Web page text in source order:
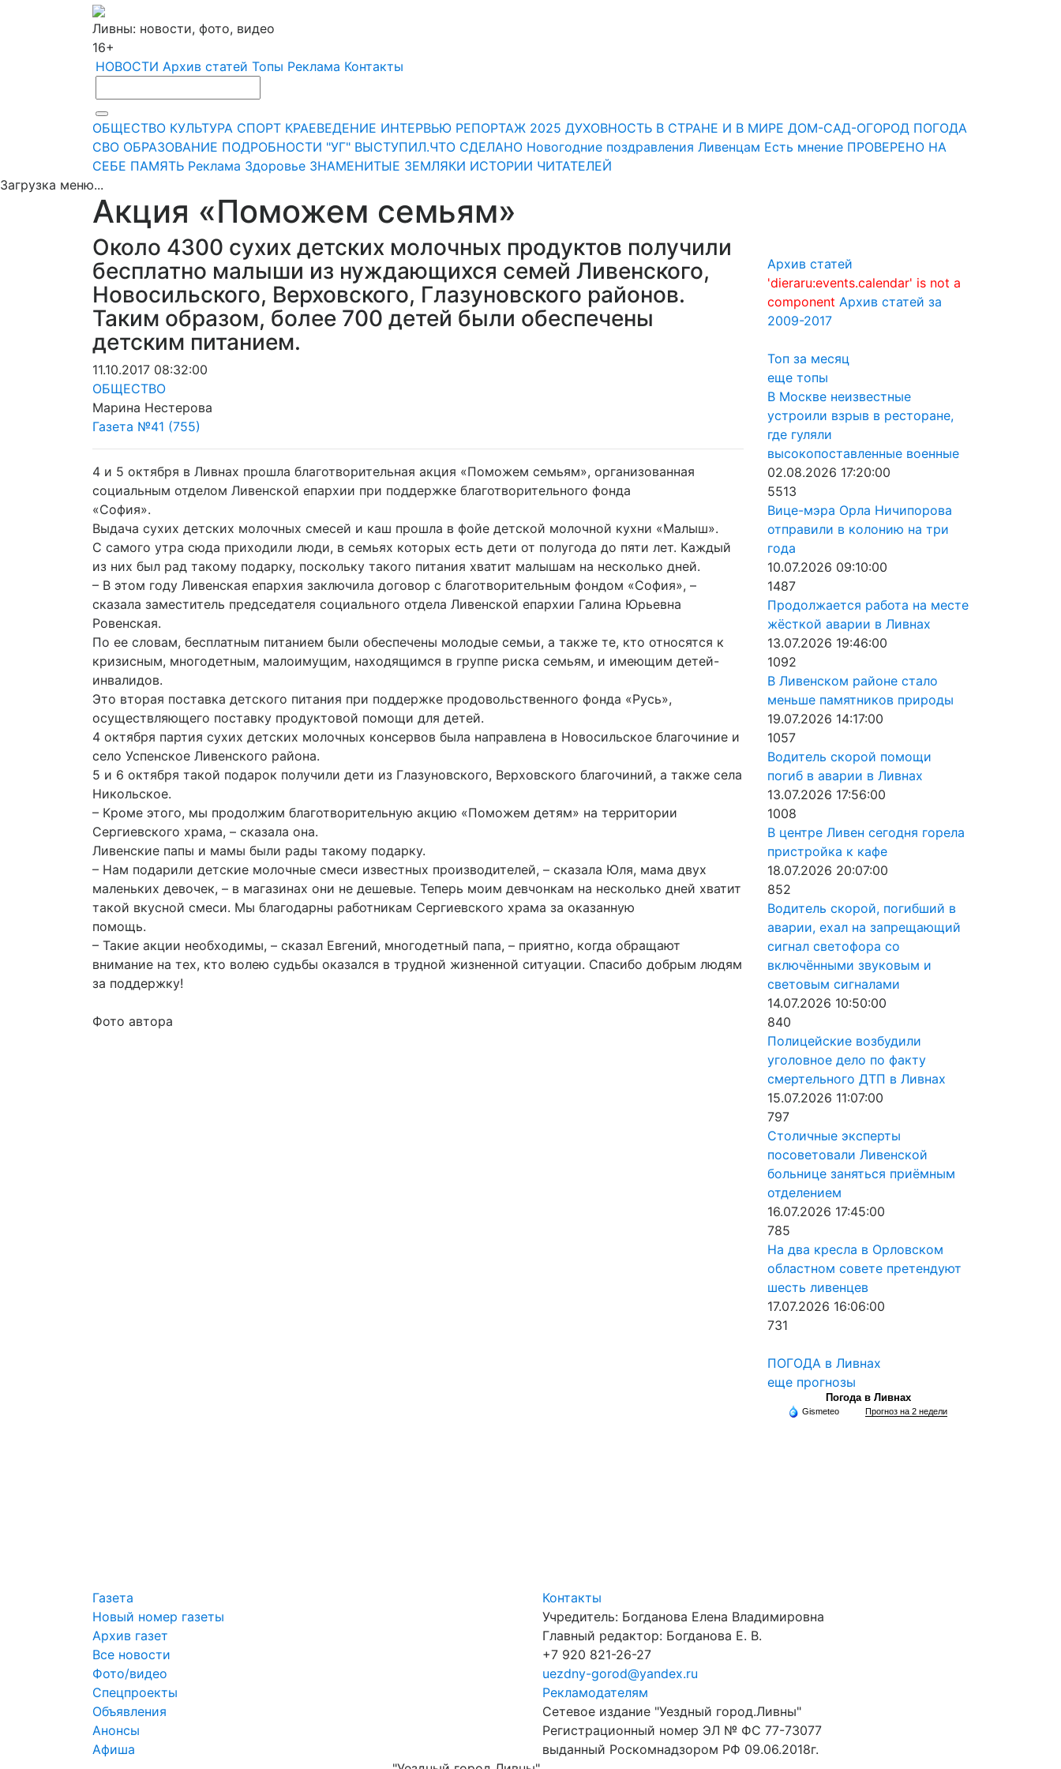
Ливны: новости, фото, видео
16+
НОВОСТИ Архив статей Топы Реклама Контакты
ОБЩЕСТВО КУЛЬТУРА СПОРТ КРАЕВЕДЕНИЕ ИНТЕРВЬЮ РЕПОРТАЖ 2025 ДУХОВНОСТЬ В СТРАНЕ И В МИРЕ ДОМ-САД-ОГОРОД ПОГОДА
СВО ОБРАЗОВАНИЕ ПОДРОБНОСТИ "УГ" ВЫСТУПИЛ.ЧТО СДЕЛАНО Новогодние поздравления Ливенцам Есть мнение ПРОВЕРЕНО НА
СЕБЕ ПАМЯТЬ Реклама Здоровье ЗНАМЕНИТЫЕ ЗЕМЛЯКИ ИСТОРИИ ЧИТАТЕЛЕЙ
Загрузка меню...
Акция «Поможем семьям»
Около 4300 сухих детских молочных продуктов получили
бесплатно малыши из нуждающихся семей Ливенского,
Новосильского, Верховского, Глазуновского районов.
Таким образом, более 700 детей были обеспечены
детским питанием.
11.10.2017 08:32:00
ОБЩЕСТВО
Марина Нестерова
Газета №41 (755)
4 и 5 октября в Ливнах прошла благотворительная акция «Поможем семьям», организованная
социальным отделом Ливенской епархии при поддержке благотворительного фонда
«София».
Выдача сухих детских молочных смесей и каш прошла в фойе детской молочной кухни «Малыш».
С самого утра сюда приходили люди, в семьях которых есть дети от полугода до пяти лет. Каждый
из них был рад такому подарку, поскольку такого питания хватит малышам на несколько дней.
– В этом году Ливенская епархия заключила договор с благотворительным фондом «София», –
сказала заместитель председателя социального отдела Ливенской епархии Галина Юрьевна
Ровенская.
По ее словам, бесплатным питанием были обеспечены молодые семьи, а также те, кто относятся к
кризисным, многодетным, малоимущим, находящимся в группе риска семьям, и имеющим детей-
инвалидов.
Это вторая поставка детского питания при поддержке продовольственного фонда «Русь»,
осуществляющего поставку продуктовой помощи для детей.
4 октября партия сухих детских молочных консервов была направлена в Новосильское благочиние и
село Успенское Ливенского района.
5 и 6 октября такой подарок получили дети из Глазуновского, Верховского благочиний, а также села
Никольское.
– Кроме этого, мы продолжим благотворительную акцию «Поможем детям» на территории
Сергиевского храма, – сказала она.
Ливенские папы и мамы были рады такому подарку.
– Нам подарили детские молочные смеси известных производителей, – сказала Юля, мама двух
маленьких девочек, – в магазинах они не дешевые. Теперь моим девчонкам на несколько дней хватит
такой вкусной смеси. Мы благодарны работникам Сергиевского храма за оказанную
помощь.
– Такие акции необходимы, – сказал Евгений, многодетный папа, – приятно, когда обращают
внимание на тех, кто волею судьбы оказался в трудной жизненной ситуации. Спасибо добрым людям
за поддержку!
Фото автора
Архив статей
'dieraru:events.calendar' is not a
component Архив статей за
2009-2017
Топ за месяц
еще топы
В Москве неизвестные
устроили взрыв в ресторане,
где гуляли
высокопоставленные военные
02.08.2026 17:20:00
5513
Вице-мэра Орла Ничипорова
отправили в колонию на три
года
10.07.2026 09:10:00
1487
Продолжается работа на месте
жёсткой аварии в Ливнах
13.07.2026 19:46:00
1092
В Ливенском районе стало
меньше памятников природы
19.07.2026 14:17:00
1057
Водитель скорой помощи
погиб в аварии в Ливнах
13.07.2026 17:56:00
1008
В центре Ливен сегодня горела
пристройка к кафе
18.07.2026 20:07:00
852
Водитель скорой, погибший в
аварии, ехал на запрещающий
сигнал светофора со
включёнными звуковым и
световым сигналами
14.07.2026 10:50:00
840
Полицейские возбудили
уголовное дело по факту
смертельного ДТП в Ливнах
15.07.2026 11:07:00
797
Столичные эксперты
посоветовали Ливенской
больнице заняться приёмным
отделением
16.07.2026 17:45:00
785
На два кресла в Орловском
областном совете претендуют
шесть ливенцев
17.07.2026 16:06:00
731
ПОГОДА в Ливнах
еще прогнозы
Погода в Ливнах
Gismeteo Прогноз на 2 недели
Газета
Новый номер газеты
Архив газет
Все новости
Фото/видео
Спецпроекты
Объявления
Анонсы
Афиша
Контакты
Учредитель: Богданова Елена Владимировна
Главный редактор: Богданова Е. В.
+7 920 821-26-27
uezdny-gorod@yandex.ru
Рекламодателям
Сетевое издание "Уездный город.Ливны"
Регистрационный номер ЭЛ № ФС 77-73077
выданный Роскомнадзором РФ 09.06.2018г.